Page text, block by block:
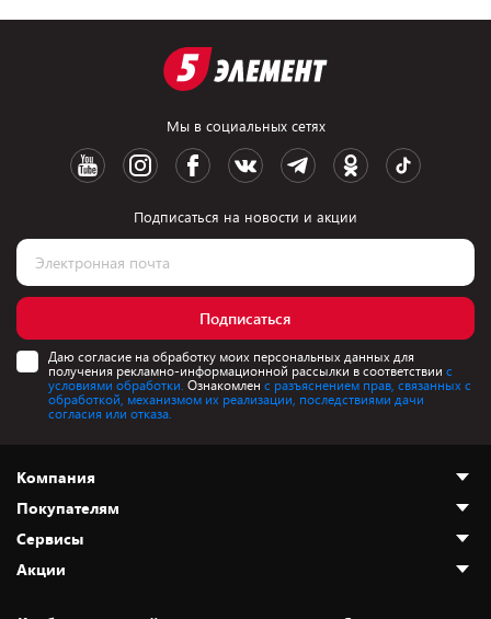
Мы в социальных сетях
Подписаться на новости и акции
Подписаться
Даю согласие на обработку моих персональных данных для
получения рекламно-информационной рассылки в соответствии с
условиями обработки. Ознакомлен с разъяснением прав, связанных с
обработкой, механизмом их реализации, последствиями дачи
согласия или отказа.
Компания
О нас
Адреса магазинов
Новости
Статьи и обзоры
Покупателям
Как сделать заказ
Оплата и доставка
Безналичный расчёт
Сервисы
Установка техники
Акции